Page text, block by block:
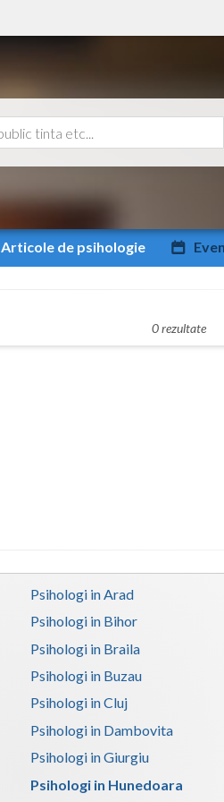
Articole de psihologie
0 rezultate
Psihologi in Arad
Psihologi in Bihor
Psihologi in Braila
Psihologi in Buzau
Psihologi in Cluj
Psihologi in Dambovita
Psihologi in Giurgiu
Psihologi in Hunedoara